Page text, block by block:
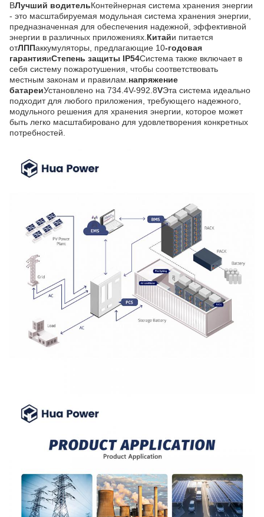
ВЛучший водительКонтейнерная система хранения энергии
- это масштабируемая модульная система хранения энергии,
предназначенная для обеспечения надежной, эффективной
энергии в различных приложениях. Китайи питается
отЛППаккумуляторы, предлагающие 10-годовая
гарантияиСтепень защиты IP54Система также включает в
себя систему пожаротушения, чтобы соответствовать
местным законам и правилам. напряжение
батареиУстановлено на 734.4V-992.8VЭта система идеально
подходит для любого приложения, требующего надежного,
модульного решения для хранения энергии, которое может
быть легко масштабировано для удовлетворения конкретных
потребностей.